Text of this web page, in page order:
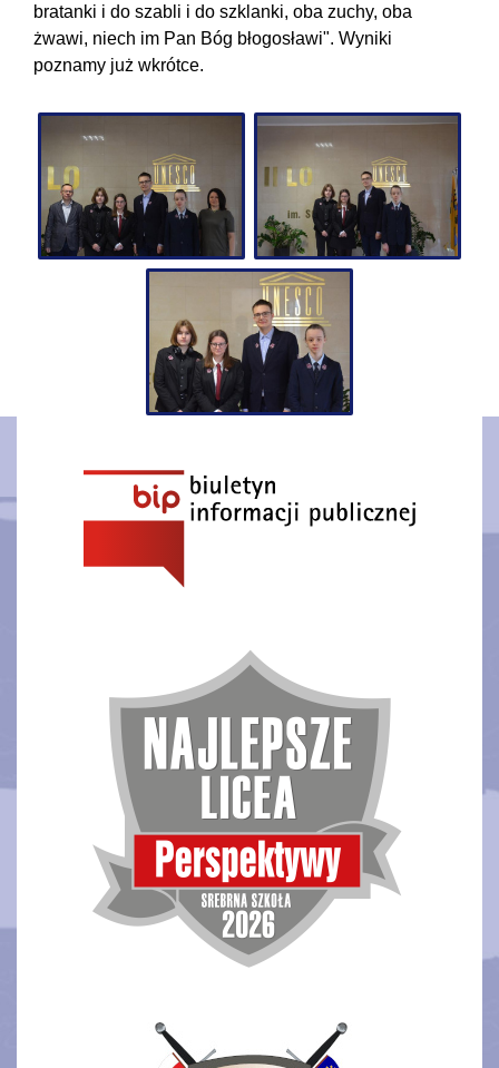
bratanki i do szabli i do szklanki, oba zuchy, oba
żwawi, niech im Pan Bóg błogosławi". Wyniki
poznamy już wkrótce.